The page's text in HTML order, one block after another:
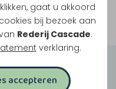
gaat u akkoord
bij bezoek aan
Rederij Cascade.
verklaring.
accepteren